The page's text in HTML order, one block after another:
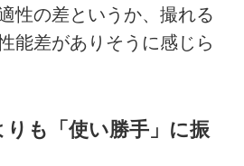
性の差というか、撮れる
能差がありそうに感じら
りも「使い勝手」に振